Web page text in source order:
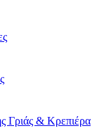
Γριάς & Κρεπιέρα